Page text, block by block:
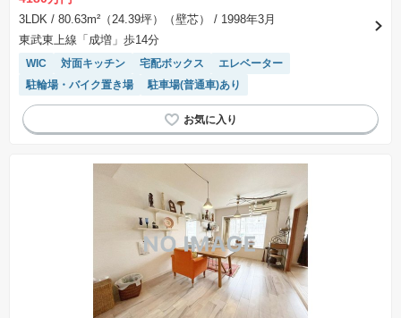
3LDK / 80.63m²（24.39坪）（壁芯）
/ 1998年3月
東武東上線「成増」歩14分
WIC 対面キッチン 宅配ボックス
エレベーター
駐輪場・バイク置き場
駐車場(普通車)あり